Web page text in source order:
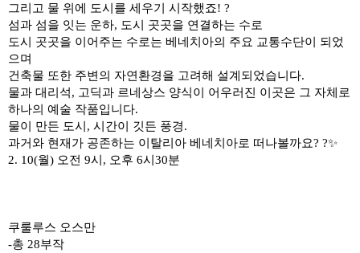
그리고 물 위에 도시를 세우기 시작했죠! ?
섬과 섬을 잇는 운하, 도시 곳곳을 연결하는 수로
도시 곳곳을 이어주는 수로는 베네치아의 주요 교통수단이 되었
으며
건축물 또한 주변의 자연환경을 고려해 설계되었습니다.
물과 대리석, 고딕과 르네상스 양식이 어우러진 이곳은 그 자체로
하나의 예술 작품입니다.
물이 만든 도시 , 시간이 깃든 풍경.
과거와 현재가 공존하는 이탈리아 베네치아로 떠나볼까요? ?✨
2. 10(월) 오전 9시 , 오후 6시 30분
쿠룰루스 오스만
-총 28부작